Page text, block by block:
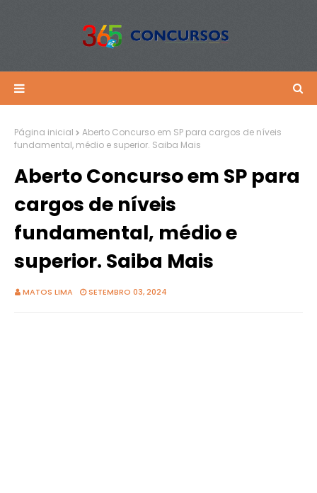
Página inicial
Aberto Concurso em SP para cargos de níveis
fundamental, médio e superior. Saiba Mais
Aberto Concurso em SP para
cargos de níveis
fundamental, médio e
superior. Saiba Mais
MATOS LIMA SETEMBRO 03, 2024